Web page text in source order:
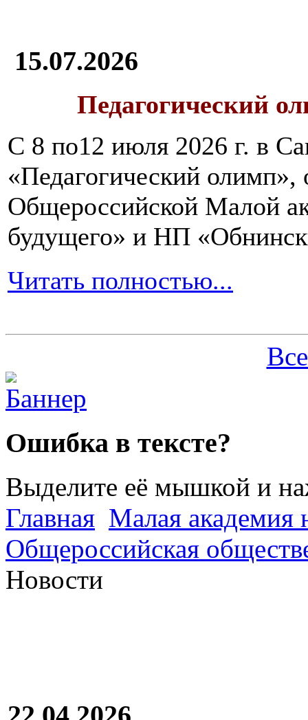
15.07.2026
Педагогический
С 8 по12 июля 2026 г. в
«Педагогический олимп»,
Общероссийской Малой
будущего» и НП
Читать полностью...
Ошибка в тексте?
Выделите её мышкой и
Главная Малая академия
Общероссийская
Новости